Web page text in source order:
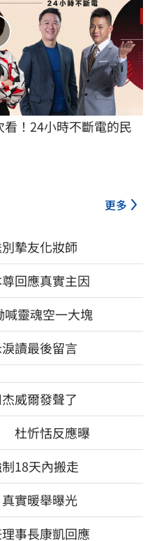
！24小時不斷電的民
更多
摯友化妝師
回應真實主因
靈魂空一大塊
讀最後留言
威爾發聲了
杜忻恬反應曝
18天內搬走
實暖舉曝光
事長康凱回應